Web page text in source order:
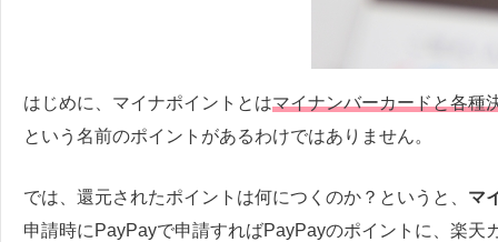
はじめに、マイナポイントとはマイナンバーカードと各種
という名前のポイントがあるわけではありません。
では、還元されたポイントは何につくのか？というと、 マ
申請時にPayPayで申請すればPayPayのポイントに、楽